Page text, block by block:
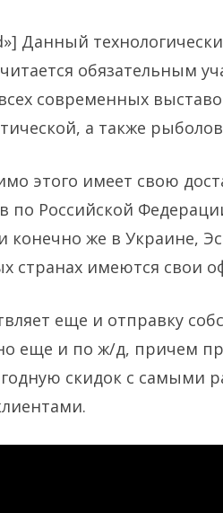
Данный
обязательным
современных
а также
этого имеет свою
по Российской
конечно же в Украине,
странах имеются свои
еще и отправку
еще и по ж/д, причем
скидок с самыми